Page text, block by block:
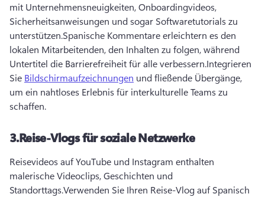
mit Unternehmensneuigkeiten, Onboardingvideos,
Sicherheitsanweisungen und sogar Softwaretutorials zu
unterstützen.Spanische Kommentare erleichtern es den
lokalen Mitarbeitenden, den Inhalten zu folgen, während
Untertitel die Barrierefreiheit für alle verbessern.Integrieren
Sie Bildschirmaufzeichnungen und fließende Übergänge,
um ein nahtloses Erlebnis für interkulturelle Teams zu
schaffen.
3.Reise-Vlogs für soziale Netzwerke
Reisevideos auf YouTube und Instagram enthalten
malerische Videoclips, Geschichten und
Standorttags.Verwenden Sie Ihren Reise-Vlog auf Spanisch